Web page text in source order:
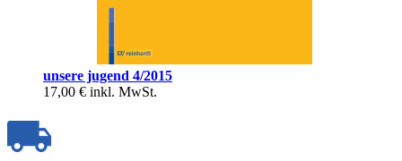
unsere jugend 4/2015
17,00 € inkl. MwSt.